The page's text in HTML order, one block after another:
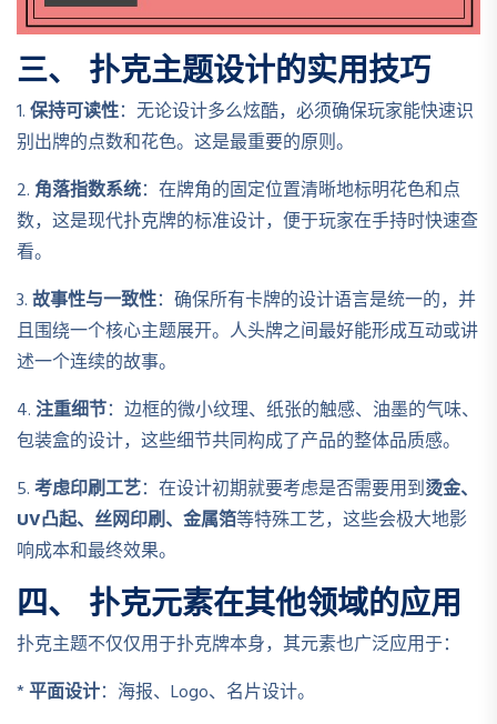
三、 扑克主题设计的实用技巧
1.保持可读性：无论设计多么炫酷，必须确保玩家能快速识
别出牌的点数和花色。这是最重要的原则。
2. 角落指数系统：在牌角的固定位置清晰地标明花色和点
数，这是现代扑克牌的标准设计，便于玩家在手持时快速查
看。
3.故事性与一致性：确保所有卡牌的设计语言是统一的，并
且围绕一个核心主题展开。人头牌之间最好能形成互动或讲
述一个连续的故事。
4.注重细节：边框的微小纹理、纸张的触感、油墨的气味、
包装盒的设计，这些细节共同构成了产品的整体品质感。
5.考虑印刷工艺：在设计初期就要考虑是否需要用到烫金、
UV凸起、丝网印刷、金属箔等特殊工艺，这些会极大地影
响成本和最终效果。
四、 扑克元素在其他领域的应用
扑克主题不仅仅用于扑克牌本身，其元素也广泛应用于：
*平面设计：海报、Logo、名片设计。